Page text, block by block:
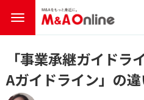
「事業承継ガイドラ
Aガイドライン」の